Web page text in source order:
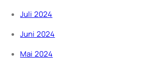
Juli 2024
Juni 2024
Mai 2024